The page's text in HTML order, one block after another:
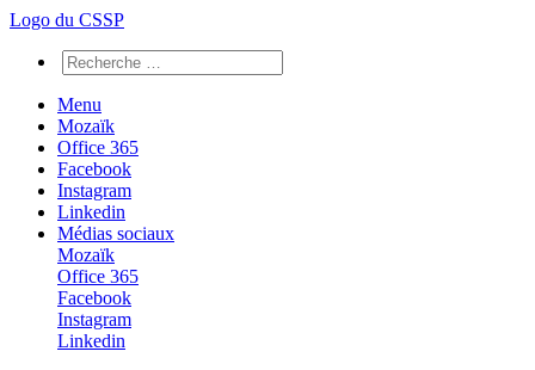
Logo du CSSP
Menu
Mozaïk
Office 365
Facebook
Instagram
Linkedin
Médias sociaux
Mozaïk
Office 365
Facebook
Instagram
Linkedin